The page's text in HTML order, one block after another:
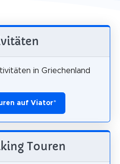
in Griechenland
auf Viator*
Touren